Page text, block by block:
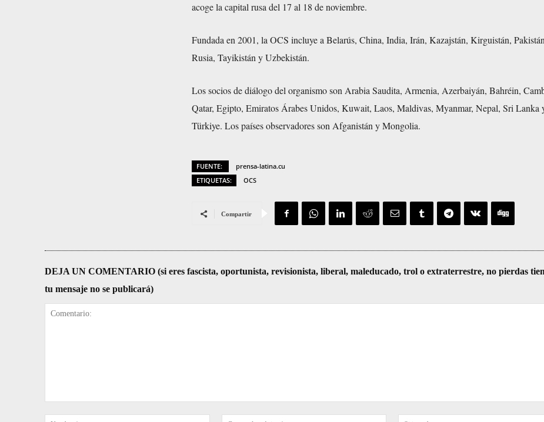
acoge la capital rusa del 17 al 18 de noviembre.
Fundada en 2001, la OCS incluye a Belarús, China, India, Irán, Kazajstán, Kirguistán,
Rusia, Tayikistán y Uzbekistán.
Los socios de diálogo del organismo son Arabia Saudita, Armenia, Azerbaiyán, Bahréin,
Qatar, Egipto, Emiratos Árabes Unidos, Kuwait, Laos, Maldivas, Myanmar, Nepal, Sri Lanka
Türkiye. Los países observadores son Afganistán y Mongolia.
FUENTE:
prensa-latina.cu
ETIQUETAS:
OCS
Compartir
DEJA UN COMENTARIO (si eres fascista, oportunista, revisionista, liberal, maleducado, trol o extraterrestre, no pierdas
tu mensaje no se publicará)